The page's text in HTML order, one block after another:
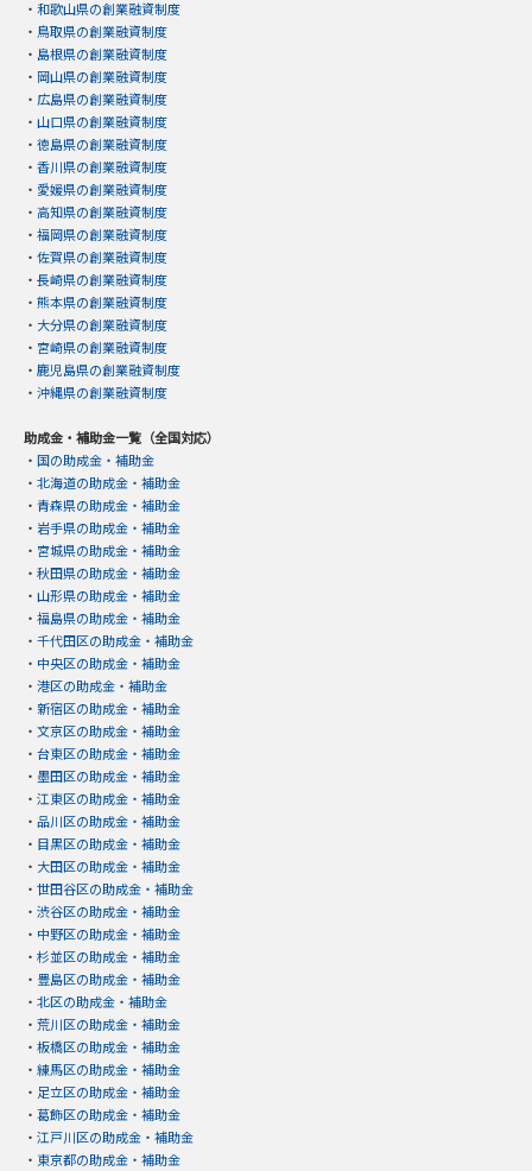
・ 和歌山県の創業融資制度
・ 鳥取県の創業融資制度
・ 島根県の創業融資制度
・ 岡山県の創業融資制度
・ 広島県の創業融資制度
・ 山口県の創業融資制度
・ 徳島県の創業融資制度
・ 香川県の創業融資制度
・ 愛媛県の創業融資制度
・ 高知県の創業融資制度
・ 福岡県の創業融資制度
・ 佐賀県の創業融資制度
・ 長崎県の創業融資制度
・ 熊本県の創業融資制度
・ 大分県の創業融資制度
・ 宮崎県の創業融資制度
・ 鹿児島県の創業融資制度
・ 沖縄県の創業融資制度
助成金・補助金一覧（全国対応）
・ 国の助成金・補助金
・ 北海道の助成金・補助金
・ 青森県の助成金・補助金
・ 岩手県の助成金・補助金
・ 宮城県の助成金・補助金
・ 秋田県の助成金・補助金
・ 山形県の助成金・補助金
・ 福島県の助成金・補助金
・ 千代田区の助成金・補助金
・ 中央区の助成金・補助金
・ 港区の助成金・補助金
・ 新宿区の助成金・補助金
・ 文京区の助成金・補助金
・ 台東区の助成金・補助金
・ 墨田区の助成金・補助金
・ 江東区の助成金・補助金
・ 品川区の助成金・補助金
・ 目黒区の助成金・補助金
・ 大田区の助成金・補助金
・ 世田谷区の助成金・補助金
・ 渋谷区の助成金・補助金
・ 中野区の助成金・補助金
・ 杉並区の助成金・補助金
・ 豊島区の助成金・補助金
・ 北区の助成金・補助金
・ 荒川区の助成金・補助金
・ 板橋区の助成金・補助金
・ 練馬区の助成金・補助金
・ 足立区の助成金・補助金
・ 葛飾区の助成金・補助金
・ 江戸川区の助成金・補助金
・ 東京都の助成金・補助金